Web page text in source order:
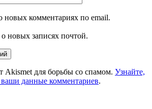
новых комментариях по email.
новых записях почтой.
Akismet для борьбы со спамом. Узнайте,
данные комментариев.